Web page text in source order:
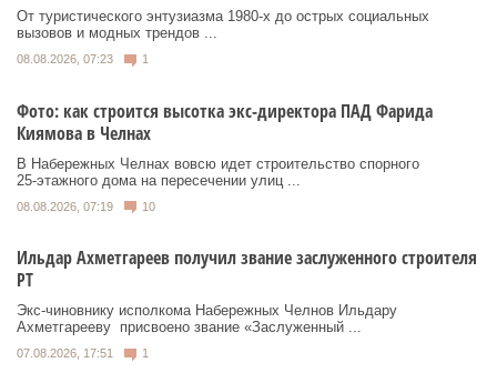
От туристического энтузиазма 1980‑х до острых социальных
вызовов и модных трендов ...
08.08.2026, 07:23 1
Фото: как строится высотка экс-директора ПАД Фарида
Киямова в Челнах
В Набережных Челнах вовсю идет строительство спорного
25‑этажного дома на пересечении улиц ...
08.08.2026, 07:19 10
Ильдар Ахметгареев получил звание заслуженного строителя
РТ
Экс‑чиновнику исполкома Набережных Челнов Ильдару
Ахметгарееву присвоено звание «Заслуженный ...
07.08.2026, 17:51 1